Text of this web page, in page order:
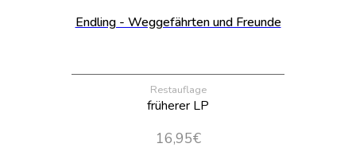
Endling - Weggefährten und Freunde
Restauflage
früherer LP
16,95€